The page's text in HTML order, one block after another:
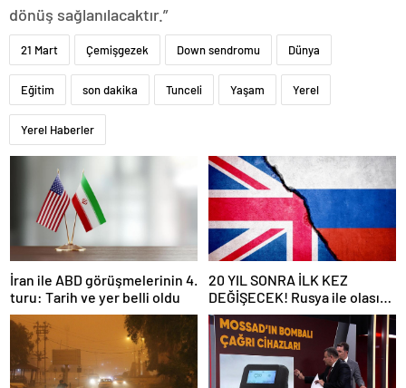
dönüş sağlanılacaktır.”
21 Mart Çemişgezek Down sendromu Dünya
Eğitim son dakika Tunceli Yaşam Yerel
Yerel Haberler
İran ile ABD görüşmelerinin 4.
turu: Tarih ve yer belli oldu
20 YIL SONRA İLK KEZ
DEĞİŞECEK! Rusya ile olası
savaş… İngiltere’nin gizli
planı güncelleniyor!